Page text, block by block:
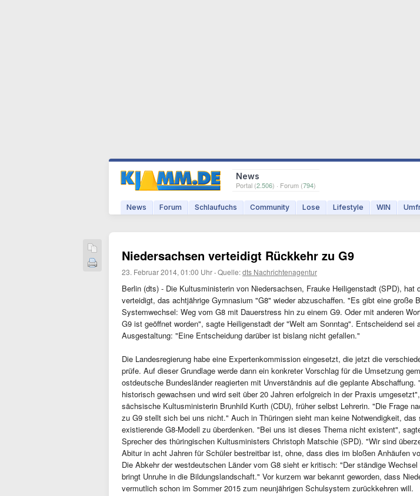
News
Portal (2.506) · Forum (794)
News Forum Schlaufuchs Community Lose Lifestyle WIN
Niedersachsen verteidigt Rückkehr zu G9
23. Februar 2014, 01:00 Uhr ·Quelle:dts Nachrichtenagentur
Berlin (dts) - Die Kultusministerin von Niedersachsen, Frauke Heiligenstadt (SPD), hat
verteidigt, das achtjährige Gymnasium "G8" wieder abzuschaffen. "Es gibt eine große
Systemwechsel: Weg vom G8 mit Dauerstress hin zu einem G9. Oder mit anderen
G9 ist geöffnet worden", sagte Heiligenstadt der "Welt am Sonntag". Entscheidend sei
Ausgestaltung: "Eine Entscheidung darüber ist bislang nicht gefallen."
Die Landesregierung habe eine Expertenkommission eingesetzt, die jetzt die
prüfe. Auf dieser Grundlage werde dann ein konkreter Vorschlag für die Umsetzung
ostdeutsche Bundesländer reagierten mit Unverständnis auf die geplante
historisch gewachsen und wird seit über 20 Jahren erfolgreich in der Praxis
sächsische Kultusministerin Brunhild Kurth (CDU), früher selbst Lehrerin. "Die Frage
zu G9 stellt sich bei uns nicht." Auch in Thüringen sieht man keine Notwendigkeit, das
existierende G8-Modell zu überdenken. "Bei uns ist dieses Thema nicht existent",
Sprecher des thüringischen Kultusministers Christoph Matschie (SPD). "Wir sind
Abitur in acht Jahren für Schüler bestreitbar ist, ohne, dass dies im bloßen Anhäufen
Die Abkehr der westdeutschen Länder vom G8 sieht er kritisch: "Der ständige
bringt Unruhe in die Bildungslandschaft." Vor kurzem war bekannt geworden, dass
vermutlich schon im Sommer 2015 zum neunjährigen Schulsystem zurückkehren will.